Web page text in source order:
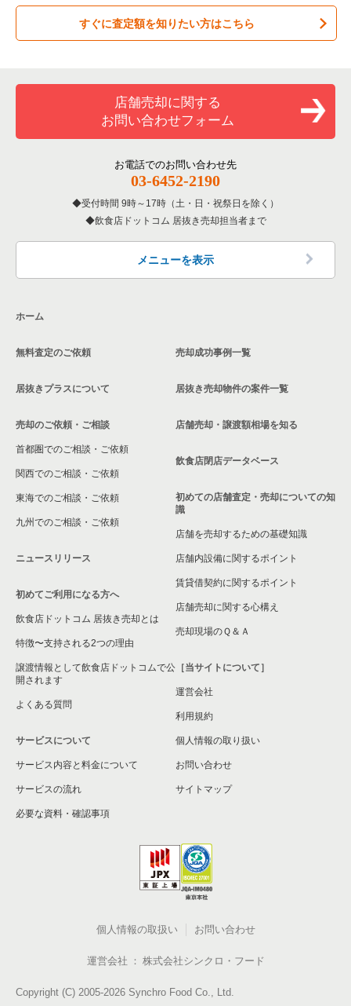
すぐに査定額を知りたい方はこちら
店舗売却に関する
お問い合わせフォーム
お電話でのお問い合わせ先
03-6452-2190
受付時間 9時～17時（土・日・祝祭日を除く）
飲食店ドットコム 居抜き売却担当者まで
メニューを表示
ホーム
無料査定のご依頼
居抜きプラスについて
売却のご依頼・ご相談
首都圏でのご相談・ご依頼
関西でのご相談・ご依頼
東海でのご相談・ご依頼
九州でのご相談・ご依頼
ニュースリリース
初めてご利用になる方へ
飲食店ドットコム 居抜き売却とは
特徴〜支持される2つの理由
譲渡情報として飲食店ドットコムで公
開されます
よくある質問
サービスについて
サービス内容と料金について
サービスの流れ
必要な資料・確認事項
売却成功事例一覧
居抜き売却物件の案件一覧
店舗売却・譲渡額相場を知る
飲食店閉店データベース
初めての店舗査定・売却についての知
識
店舗を売却するための基礎知識
店舗内設備に関するポイント
賃貸借契約に関するポイント
店舗売却に関する心構え
売却現場のＱ＆Ａ
［当サイトについて］
運営会社
利用規約
個人情報の取り扱い
お問い合わせ
サイトマップ
個人情報の取扱い お問い合わせ
運営会社 株式会社シンクロ・フード
Copyright (C) 2005-2026 Synchro Food Co., Ltd.